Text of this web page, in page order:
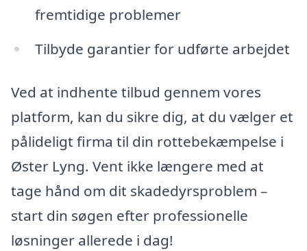
fremtidige problemer
Tilbyde garantier for udførte arbejdet
Ved at indhente tilbud gennem vores
platform, kan du sikre dig, at du vælger et
pålideligt firma til din rottebekæmpelse i
Øster Lyng. Vent ikke længere med at
tage hånd om dit skadedyrsproblem –
start din søgen efter professionelle
løsninger allerede i dag!